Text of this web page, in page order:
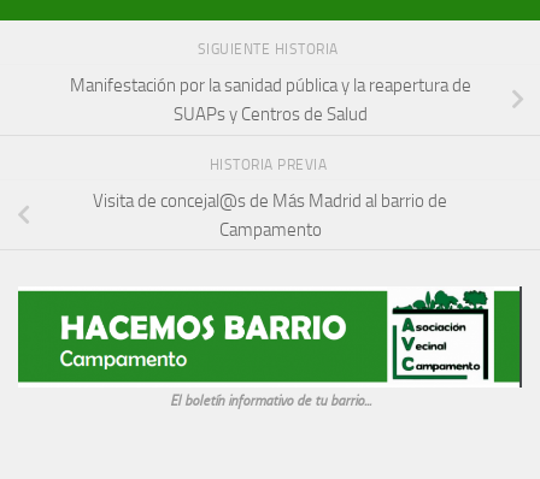
SIGUIENTE HISTORIA
Manifestación por la sanidad pública y la reapertura de
SUAPs y Centros de Salud
HISTORIA PREVIA
Visita de concejal@s de Más Madrid al barrio de
Campamento
El boletín informativo de tu barrio...